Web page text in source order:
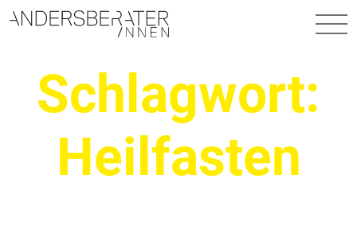
Hauptnavigation
Schlagwort:
Heilfasten